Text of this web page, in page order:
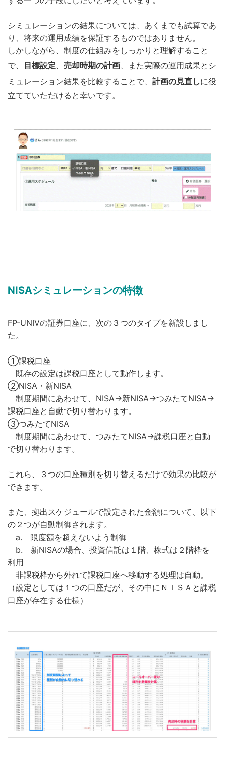
シミュレーションの結果については、あくまでも試算であ
り、将来の運用成績を保証するものではありません。
しかしながら、制度の仕組みをしっかりと理解すること
で、 目標設定、 売却時期の計画、また実際の運用成果とシ
ミュレーション結果を比較することで、 計画の見直しに役
立てていただけると幸いです。
NISAシミュレーションの特徴
FP-UNIVの証券口座に、次の３つのタイプを新設しまし
た。
①課税口座
既存の設定は課税口座として動作します。
②NISA・新NISA
制度期間にあわせて、NISA→新NISA→つみたてNISA→
課税口座と自動で切り替わります。
③つみたてNISA
制度期間にあわせて、つみたてNISA→課税口座と自動
で切り替わります。
これら、３つの口座種別を切り替えるだけで効果の比較が
できます。
また、拠出スケジュールで設定された金額について、以下
の２つが自動制御されます。
a. 限度額を超えないよう制御
b. 新NISAの場合、投資信託は１階、株式は２階枠を
利用
非課税枠から外れて課税口座へ移動する処理は自動。
（設定としては１つの口座だが、その中にＮＩＳＡと課税
口座が存在する仕様）